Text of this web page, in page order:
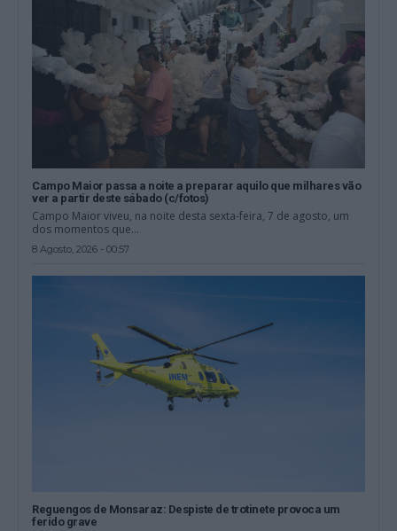
Campo Maior passa a noite a preparar aquilo que milhares vão
ver a partir deste sábado (c/fotos)
Campo Maior viveu, na noite desta sexta-feira, 7 de agosto, um
dos momentos que...
8 Agosto, 2026 - 00:57
Reguengos de Monsaraz: Despiste de trotinete provoca um
ferido grave